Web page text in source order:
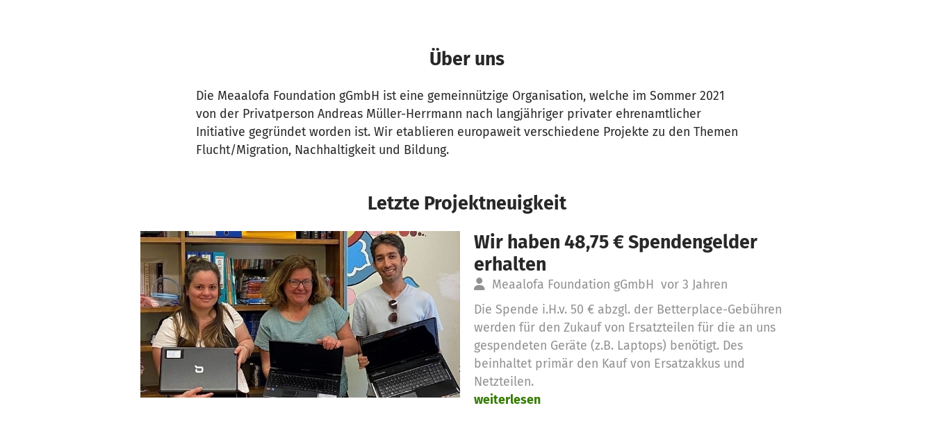
Über uns
Die Meaalofa Foundation gGmbH ist eine gemeinnützige Organisation, welche im Sommer 2021
von der Privatperson Andreas Müller-Herrmann nach langjähriger privater ehrenamtlicher
Initiative gegründet worden ist. Wir etablieren europaweit verschiedene Projekte zu den Themen
Flucht/Migration, Nachhaltigkeit und Bildung.
Letzte Projektneuigkeit
Wir haben 48,75 € Spendengelder
erhalten
Meaalofa Foundation gGmbH vor 3 Jahren
Die Spende i.H.v. 50 € abzgl. der Betterplace-Gebühren
werden für den Zukauf von Ersatzteilen für die an uns
gespendeten Geräte (z.B. Laptops) benötigt. Des
beinhaltet primär den Kauf von Ersatzakkus und
Netzteilen.
weiterlesen